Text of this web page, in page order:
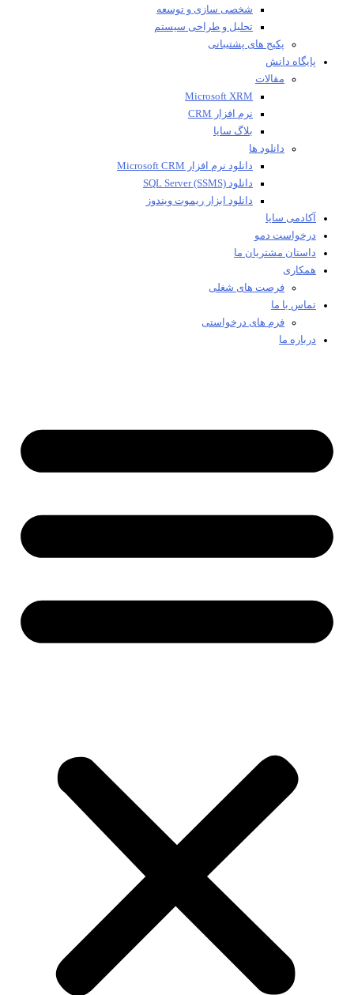
شخصی سازی و توسعه
تحلیل و طراحی سیستم
پکیج های پشتیبانی
پایگاه دانش
مقالات
Microsoft XRM
نرم افزار CRM
بلاگ سایا
دانلود ها
دانلود نرم افزار Microsoft CRM
دانلود SQL Server (SSMS)
دانلود ابزار ریموت ویندوز
آکادمی سایا
درخواست دمو
داستان مشتریان ما
همکاری
فرصت های شغلی
تماس با ما
فرم های درخواستی
درباره ما